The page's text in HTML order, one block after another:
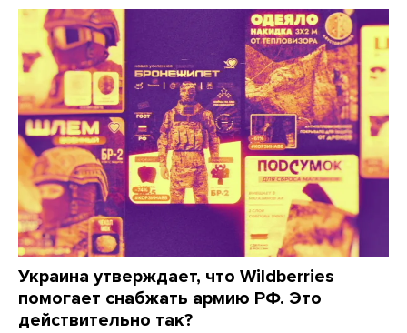
Украина утверждает, что Wildberries
помогает снабжать армию РФ. Это
действительно так?